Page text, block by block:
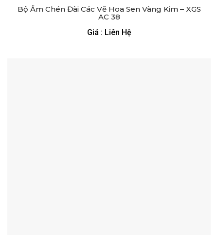
Bộ Ấm Chén Đài Các Vẽ Hoa Sen Vàng Kim – XGS
AC 38
Giá : Liên Hệ